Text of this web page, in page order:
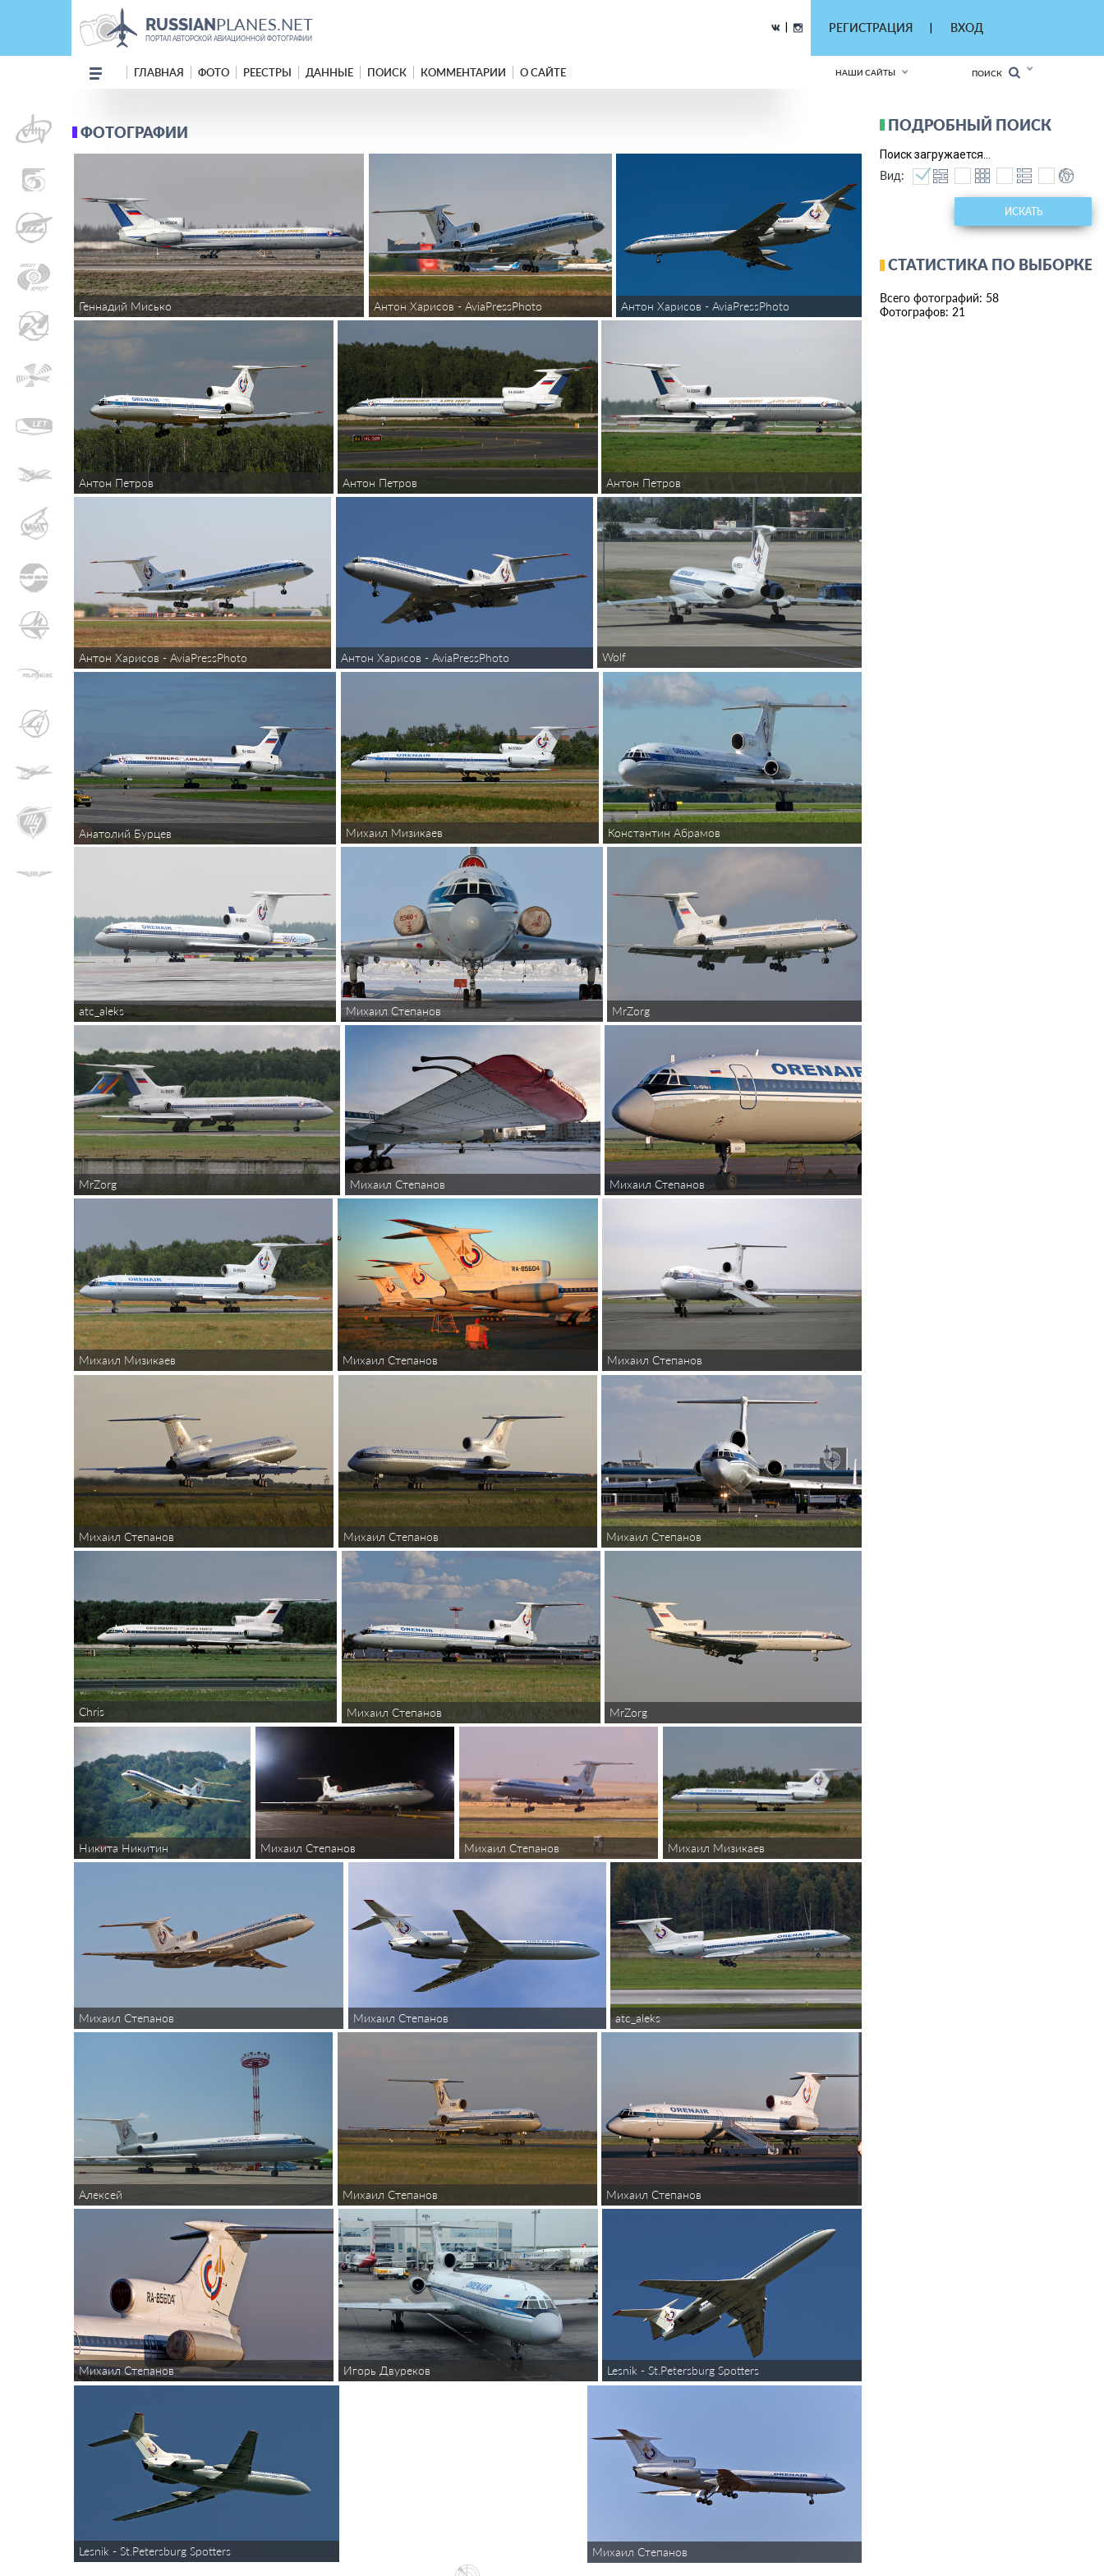
RUSSIANPLANES.NET
ПОРТАЛ АВТОРСКОЙ АВИАЦИОННОЙ ФОТОГРАФИИ
РЕГИСТРАЦИЯ ВХОД
ГЛАВНАЯ ФОТО РЕЕСТРЫ ДАННЫЕ ПОИСК КОММЕНТАРИИ О САЙТЕ НАШИ САЙТЫ ПОИСК
ФОТОГРАФИИ
Геннадий Мисько Антон Харисов - AviaPressPhoto Антон Харисов - AviaPressPhoto
Антон Петров Антон Петров Антон Петров
Антон Харисов - AviaPressPhoto Антон Харисов - AviaPressPhoto Wolf
Анатолий Бурцев Михаил Мизикаев Константин Абрамов
atc_aleks Михаил Степанов MrZorg
MrZorg Михаил Степанов Михаил Степанов
Михаил Мизикаев Михаил Степанов Михаил Степанов
Михаил Степанов Михаил Степанов Михаил Степанов
Chris Михаил Степанов MrZorg
Никита Никитин Михаил Степанов Михаил Степанов Михаил Мизикаев
Михаил Степанов Михаил Степанов atc_aleks
Алексей Михаил Степанов Михаил Степанов
Михаил Степанов Игорь Двуреков Lesnik - St.Petersburg Spotters
Lesnik - St.Petersburg Spotters Михаил Степанов
ПОДРОБНЫЙ ПОИСК
Поиск загружается...
Вид:
ИСКАТЬ
СТАТИСТИКА ПО ВЫБОРКЕ
Всего фотографий: 58
Фотографов: 21